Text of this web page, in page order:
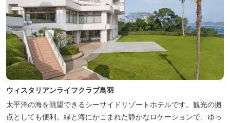
ウィスタリアンライフクラブ鳥羽
太平洋の海を眺望できるシーサイドリゾートホテルです。観光の拠
点としても便利。緑と海にかこまれた静かなロケーションで、ゆっ